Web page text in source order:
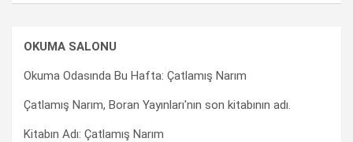
OKUMA SALONU
Okuma Odasında Bu Hafta: Çatlamış Narım
Çatlamış Narım, Boran Yayınları'nın son kitabının adı.
Kitabın Adı: Çatlamış Narım